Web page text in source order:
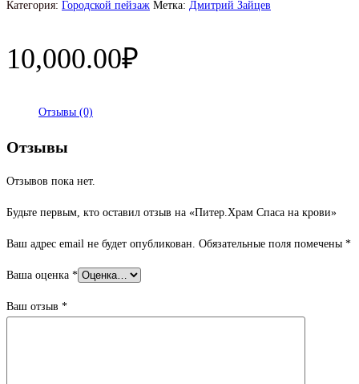
Категория: Городской пейзаж Метка: Дмитрий Зайцев
10,000.00₽
Отзывы (0)
Отзывы
Отзывов пока нет.
Будьте первым, кто оставил отзыв на «Питер.Храм Спаса на крови»
Ваш адрес email не будет опубликован. Обязательные поля помечены *
Ваша оценка *
Ваш отзыв *